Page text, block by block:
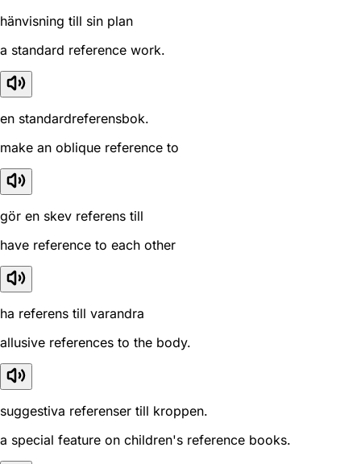
hänvisning till sin plan
a standard reference work.
en standardreferensbok.
make an oblique reference to
gör en skev referens till
have reference to each other
ha referens till varandra
allusive references to the body.
suggestiva referenser till kroppen.
a special feature on children's reference books.